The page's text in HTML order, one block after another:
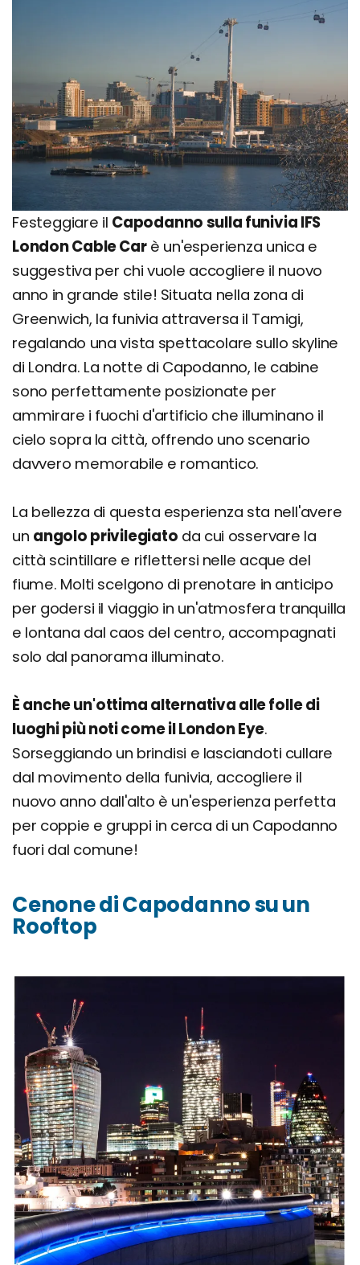
Festeggiare il Capodanno sulla funivia IFS
London Cable Carè un'esperienza unica e
suggestiva per chi vuole accogliere il nuovo
anno in grande stile! Situata nella zona di
Greenwich, la funivia attraversa il Tamigi,
regalando una vista spettacolare sullo skyline
di Londra. La notte di Capodanno, le cabine
sono perfettamente posizionate per
ammirare i fuochi d'artificio che illuminano il
cielo sopra la città, offrendo uno scenario
davvero memorabile e romantico.
La bellezza di questa esperienza sta nell'avere
un angolo privilegiato da cui osservare la
città scintillare e riflettersi nelle acque del
fiume. Molti scelgono di prenotare in anticipo
per godersi il viaggio in un'atmosfera tranquilla
e lontana dal caos del centro, accompagnati
solo dal panorama illuminato.
È anche un'ottima alternativa alle folle di
luoghi più noti come il London Eye.
Sorseggiando un brindisi e lasciandoti cullare
dal movimento della funivia, accogliere il
nuovo anno dall'alto è un'esperienza perfetta
per coppie e gruppi in cerca di un Capodanno
fuori dal comune!
Cenone di Capodanno su un
Rooftop